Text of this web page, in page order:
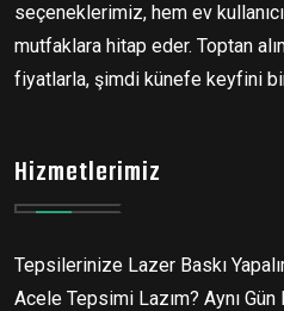
seçeneklerimiz, hem ev
mutfaklara hitap eder. Toptan
fiyatlarla, şimdi künefe keyfini
Hizmetlerimiz
Tepsilerinize Lazer Baskı
Acele Tepsimi Lazım? Aynı Gün